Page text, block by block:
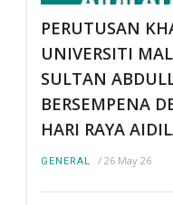
PERUTUSAN
UNIVERSITI
SULTAN
BERSEMPENA
HARI RAYA
GENERAL / 26 May 26